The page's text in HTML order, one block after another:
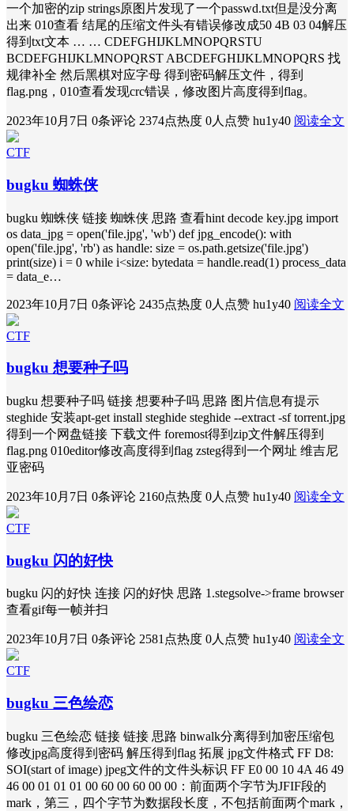
一个加密的zip strings原图片发现了一个passwd.txt但是没分离
出来 010查看 结尾的压缩文件头有错误修改成50 4B 03 04解压
得到txt文本 … … CDEFGHIJKLMNOPQRSTU
BCDEFGHIJKLMNOPQRST ABCDEFGHIJKLMNOPQRS 找
规律补全 然后黑棋对应字母 得到密码解压文件，得到
flag.png，010查看发现crc错误，修改图片高度得到flag。
2023年10月7日 0条评论 2374点热度 0人点赞 hu1y40 阅读全文
CTF
bugku 蜘蛛侠
bugku 蜘蛛侠 链接 蜘蛛侠 思路 查看hint decode key.jpg import
os data_jpg = open('file.jpg', 'wb') def jpg_encode(): with
open('file.jpg', 'rb') as handle: size = os.path.getsize('file.jpg')
print(size) i = 0 while i<size: bytedata = handle.read(1) process_data
= data_e…
2023年10月7日 0条评论 2435点热度 0人点赞 hu1y40 阅读全文
CTF
bugku 想要种子吗
bugku 想要种子吗 链接 想要种子吗 思路 图片信息有提示
steghide 安装apt-get install steghide steghide --extract -sf torrent.jpg
得到一个网盘链接 下载文件 foremost得到zip文件解压得到
flag.png 010editor修改高度得到flag zsteg得到一个网址 维吉尼
亚密码
2023年10月7日 0条评论 2160点热度 0人点赞 hu1y40 阅读全文
CTF
bugku 闪的好快
bugku 闪的好快 连接 闪的好快 思路 1.stegsolve->frame browser
查看gif每一帧并扫
2023年10月7日 0条评论 2581点热度 0人点赞 hu1y40 阅读全文
CTF
bugku 三色绘恋
bugku 三色绘恋 链接 链接 思路 binwalk分离得到加密压缩包
修改jpg高度得到密码 解压得到flag 拓展 jpg文件格式 FF D8:
SOI(start of image) jpeg文件的文件头标识 FF E0 00 10 4A 46 49
46 00 01 01 01 00 60 00 60 00 00：前面两个字节为JFIF段的
mark，第三，四个字节为数据段长度，不包括前面两个mark，